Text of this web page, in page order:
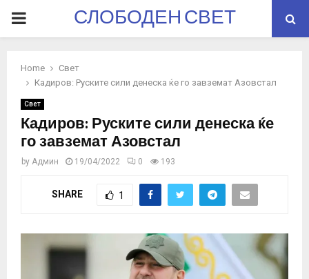
PRIMARYСЛОБОДЕН СВЕТ
Home
Свет
Кадиров: Руските сили денеска ќе го завземат Азовстал
Свет
Кадиров: Руските сили денеска ќе
го завземат Азовстал
by Админ 19/04/2022 0 193
SHARE 1